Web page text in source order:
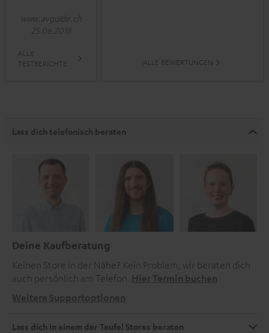
www.avguide.ch
25.06.2018
ALLE
TESTBERICHTE
ALLE BEWERTUNGEN
Lass dich telefonisch beraten
Deine Kaufberatung
Keinen Store in der Nähe? Kein Problem, wir beraten dich
auch persönlich am Telefon. Hier Termin buchen
Weitere Supportoptionen
Lass dich in einem der Teufel Stores beraten